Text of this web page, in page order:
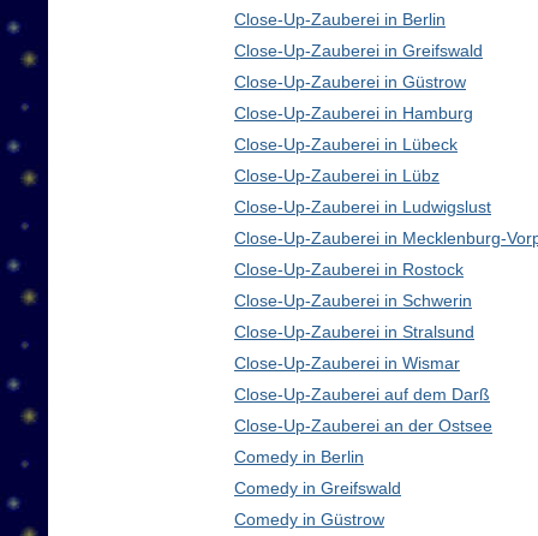
Close-Up-Zauberei in Berlin
Close-Up-Zauberei in Greifswald
Close-Up-Zauberei in Güstrow
Close-Up-Zauberei in Hamburg
Close-Up-Zauberei in Lübeck
Close-Up-Zauberei in Lübz
Close-Up-Zauberei in Ludwigslust
Close-Up-Zauberei in Mecklenburg-
Close-Up-Zauberei in Rostock
Close-Up-Zauberei in Schwerin
Close-Up-Zauberei in Stralsund
Close-Up-Zauberei in Wismar
Close-Up-Zauberei auf dem Darß
Close-Up-Zauberei an der Ostsee
Comedy in Berlin
Comedy in Greifswald
Comedy in Güstrow